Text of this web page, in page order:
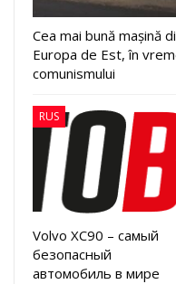
Cea mai bună mașină
Europa de Est, în
comunismului
RUS
Volvo XC90 – самый
безопасный
автомобиль в мире